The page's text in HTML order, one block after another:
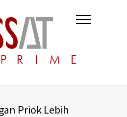
Priok Lebih